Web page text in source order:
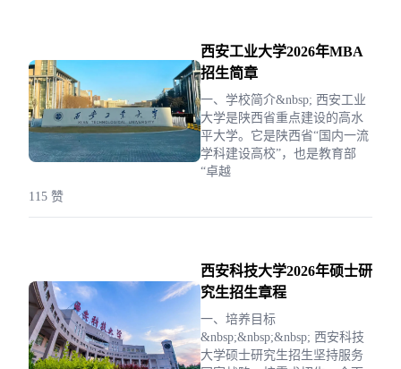
西安工业大学2026年MBA
招生简章
一、学校简介&nbsp; 西安工业
大学是陕西省重点建设的高水
平大学。它是陕西省“国内一流
学科建设高校”，也是教育部
“卓越
115 赞
西安科技大学2026年硕士研
究生招生章程
一、培养目标
&nbsp;&nbsp;&nbsp; 西安科技
大学硕士研究生招生坚持服务